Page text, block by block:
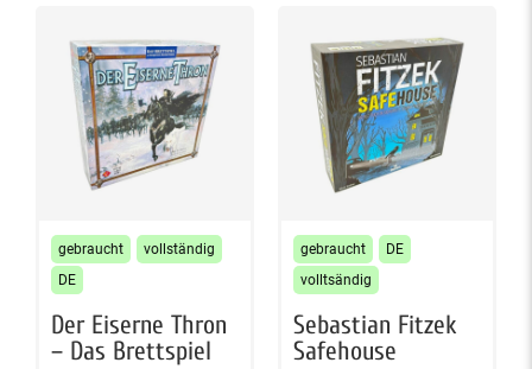
gebraucht
vollständig
DE
Der Eiserne Thron
– Das Brettspiel
gebraucht
DE
volltsändig
Sebastian Fitzek
Safehouse